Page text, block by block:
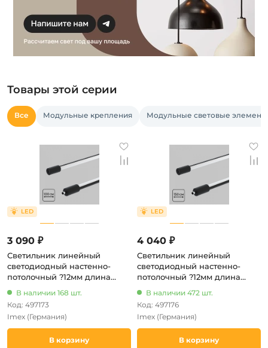
Товары этой серии
Все Модульные крепления Модульные световые
3 090 ₽
Светильник линейный
светодиодный настенно-
потолочный ?12мм длина
Smart IL.0060.5000-1000-BK
В наличии 168 шт.
Код: 497173
Imex (Германия)
В корзину
4 040 ₽
Светильник линейный
светодиодный настенно-
потолочный ?12мм длина
Smart IL.0060.5000-1500-BK
В наличии 472 шт.
Код: 497176
Imex (Германия)
В корзину